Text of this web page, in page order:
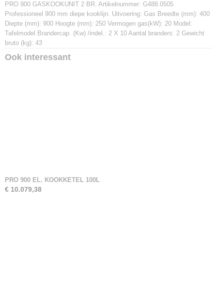
Afmetingen (l,b,h)
0 x 900 x 0 mm
PRO 900 GASKOOKUNIT 2 BR. Artikelnummer: G488.0505
Professioneel 900 mm diepe kooklijn. Uitvoering: Gas Breedte (mm): 400
Diepte (mm): 900 Hoogte (mm): 250 Vermogen gas(kW): 20 Model:
Tafelmodel Brandercap. (Kw) /indel.: 2 X 10 Aantal branders: 2 Gewicht
bruto (kg): 43
Ook interessant
PRO 900 EL. KOOKKETEL 100L
€ 10.079,38